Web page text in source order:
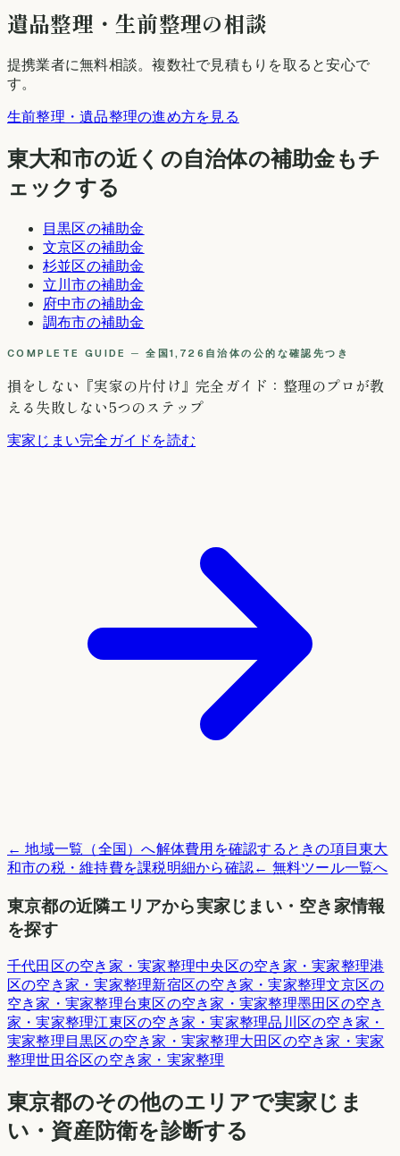
遺品整理・生前整理の相談
提携業者に無料相談。複数社で見積もりを取ると安心で
す。
生前整理・遺品整理の進め方を見る
東大和市の近くの自治体の補助金もチ
ェックする
目黒区の補助金
文京区の補助金
杉並区の補助金
立川市の補助金
府中市の補助金
調布市の補助金
COMPLETE GUIDE ─ 全国1,726自治体の公的な確認先つき
損をしない『実家の片付け』完全ガイド：整理のプロが教
える失敗しない5つのステップ
実家じまい完全ガイドを読む
← 地域一覧（全国）へ解体費用を確認するときの項目東大
和市の税・維持費を課税明細から確認← 無料ツール一覧へ
東京都の近隣エリアから実家じまい・空き家情報
を探す
千代田区の空き家・実家整理中央区の空き家・実家整理港
区の空き家・実家整理新宿区の空き家・実家整理文京区の
空き家・実家整理台東区の空き家・実家整理墨田区の空き
家・実家整理江東区の空き家・実家整理品川区の空き家・
実家整理 目黒区の空き家・実家整理大田区の空き家・実家
整理世田谷区の空き家・実家整理
東京都のその他のエリアで実家じま
い・資産防衛を診断する